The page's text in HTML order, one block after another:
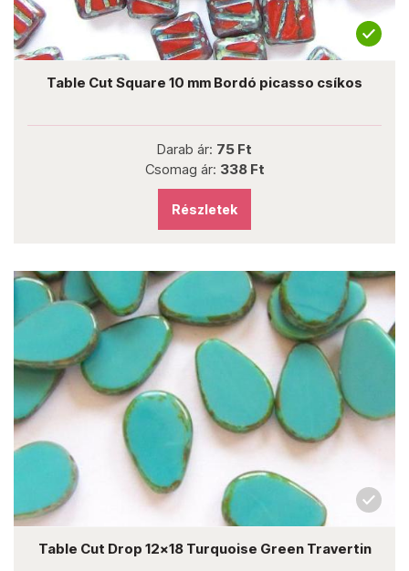
Table Cut Square 10 mm Bordó picasso csíkos
Darab ár: 75 Ft
Csomag ár: 338 Ft
Részletek
Table Cut Drop 12x18 Turquoise Green Travertin